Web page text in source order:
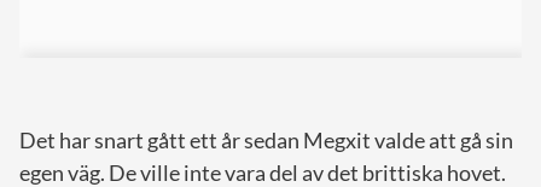
Det har snart gått ett år sedan Megxit valde att gå sin
egen väg. De ville inte vara del av det brittiska hovet.